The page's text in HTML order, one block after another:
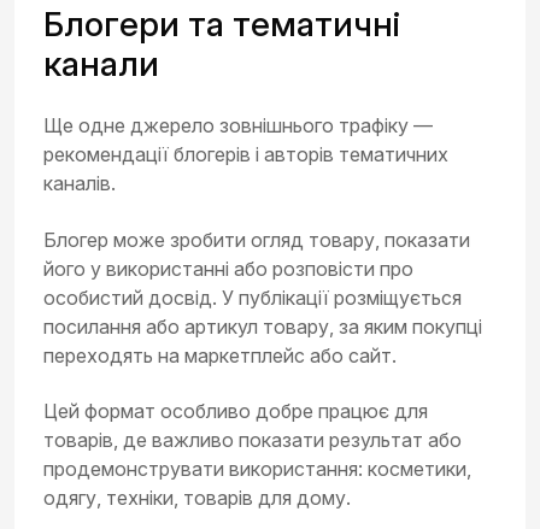
Блогери та тематичні
канали
Ще одне джерело зовнішнього трафіку —
рекомендації блогерів і авторів тематичних
каналів.
Блогер може зробити огляд товару, показати
його у використанні або розповісти про
особистий досвід. У публікації розміщується
посилання або артикул товару, за яким покупці
переходять на маркетплейс або сайт.
Цей формат особливо добре працює для
товарів, де важливо показати результат або
продемонструвати використання: косметики,
одягу, техніки, товарів для дому.